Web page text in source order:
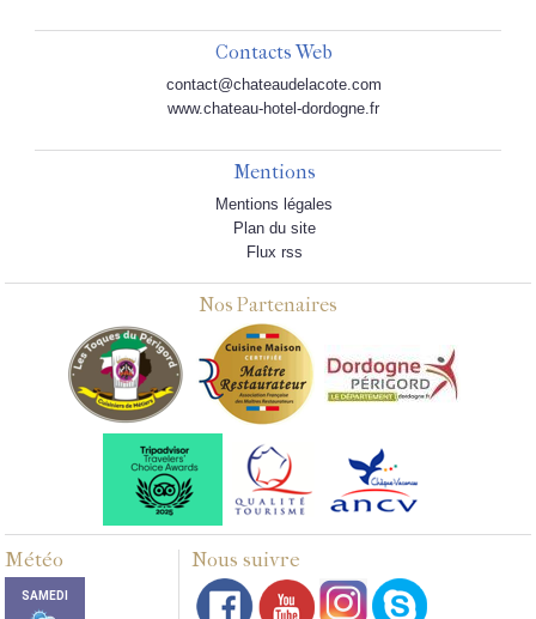
Contacts Web
contact@chateaudelacote.com
www.chateau-hotel-dordogne.fr
Mentions
Mentions légales
Plan du site
Flux rss
Nos Partenaires
Météo Nous suivre